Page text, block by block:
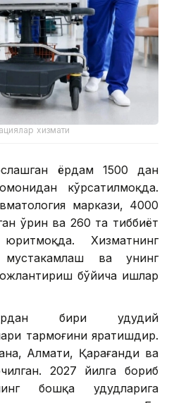
хизмати
ёрдам 1500 дан
кўрсатилмоқда.
маркази, 4000
ўрин ва 260 та тиббиёт
Хизматнинг
мустаҳкамлаш ва унинг
бўйича ишлар
бири ҳудудий
тармоғини яратишдир.
Алмати, Қарағанди ва
2027 йилга бориб
бошқа ҳудудларига